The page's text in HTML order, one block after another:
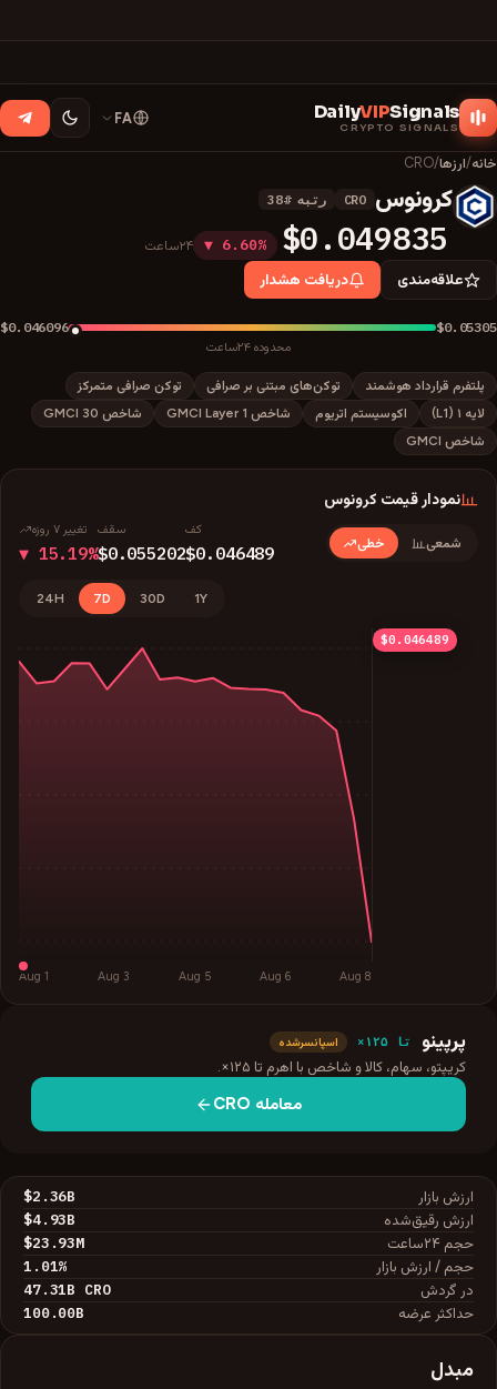
DailyVIPSignals
CRYPTO SIGNALS
FA
خانه/ارزها/
CRO
C کرونوس CRO رتبه #
38
$0.049835
▼ 6.60% ۲۴ساعت
علاقه‌مندی دریافت هشدار
$0.046096 $0.05305
محدوده ۲۴ساعت
پلتفرم قرارداد هوشمند توکن‌های مبتنی بر صرافی
توکن صرافی متمرکز
لایه ۱ (L1)
اکوسیستم اتریوم شاخص GMCI Layer 1
شاخص GMCI 30
شاخص GMCI
نمودار قیمت کرونوس
تغییر ۷ روزه
▼ 15.19%
سقف
$0.055202
کف
$0.046489 خطی شمعی
24H 7D 30D 1Y
$0.055202
$0.053024
$0.050846
$0.048668
$0.046489
Aug 1 Aug 3 Aug 5 Aug 6 Aug 8
پرپینو تا ۱۲۵× اسپانسرشده
کریپتو، سهام، کالا و شاخص با اهرم تا ۱۲۵×.
معامله CRO
ارزش بازار $2.36B
ارزش رقیق‌شده $4.93B
حجم ۲۴ساعت $23.93M
حجم / ارزش بازار 1.01%
در گردش 47.31B CRO
حداکثر عرضه 100.00B
مبدل